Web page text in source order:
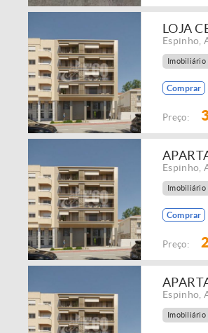
LOJA
Espinho ,
Imobiliário
Comprar
Preço:
Espinho ,
Imobiliário
Comprar
Preço:
Espinho ,
Imobiliário